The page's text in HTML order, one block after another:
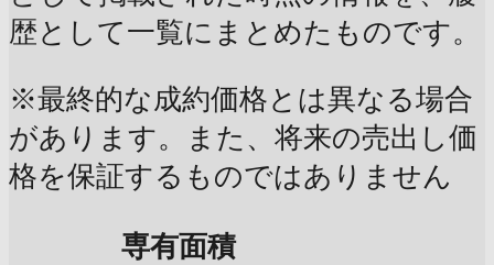
歴として一覧にまとめたものです。
※最終的な成約価格とは異なる場合
があります。また、将来の売出し価
格を保証するものではありません
専有面積